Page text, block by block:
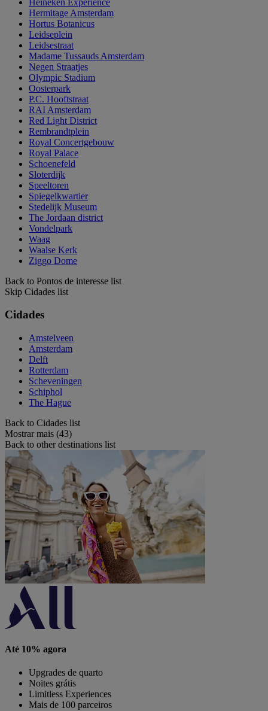
Hermitage Amsterdam
Hortus Botanicus
Leidseplein
Leidsestraat
Madame Tussauds Amsterdam
Negen Straatjes
Olympic Stadium
Oosterpark
P.C. Hooftstraat
RAI Amsterdam
Red Light District
Rembrandtplein
Royal Concertgebouw
Royal Palace
Schoenefeld
Sloterdijk
Speeltoren
Spiegelkwartier
Stedelijk Museum
The Jordaan district
Vondelpark
Waag
Waalse Kerk
Ziggo Dome
Back to Pontos de interesse list
Skip Cidades list
Cidades
Amstelveen
Amsterdam
Delft
Rotterdam
Scheveningen
Schiphol
The Hague
Back to Cidades list
Mostrar mais (43)
Back to other destinations list
Até 10% agora
Upgrades de quarto
Noites grátis
Limitless Experiences
Mais de 100 parceiros